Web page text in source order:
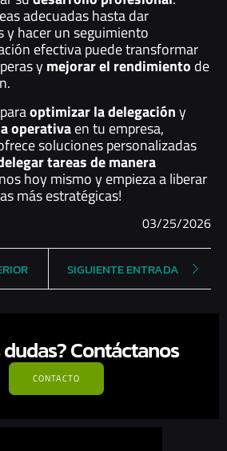
adecuadas hasta dar
y hacer un seguimiento
efectiva puede transformar
ymejorar el rendimiento de
optimizar la delegacióny
operativaen tu empresa,
soluciones personalizadas
tareas de manera
hoy mismo y empieza a liberar
más estratégicas!
03/25/2026
SIGUIENTE ENTRADA
Contáctanos
CONTACTO